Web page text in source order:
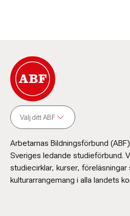
Välj ditt ABF
Arbetarnas Bildningsförbund
Sveriges ledande studieförbund.
studiecirklar, kurser, föreläsningar
kulturarrangemang i alla landets